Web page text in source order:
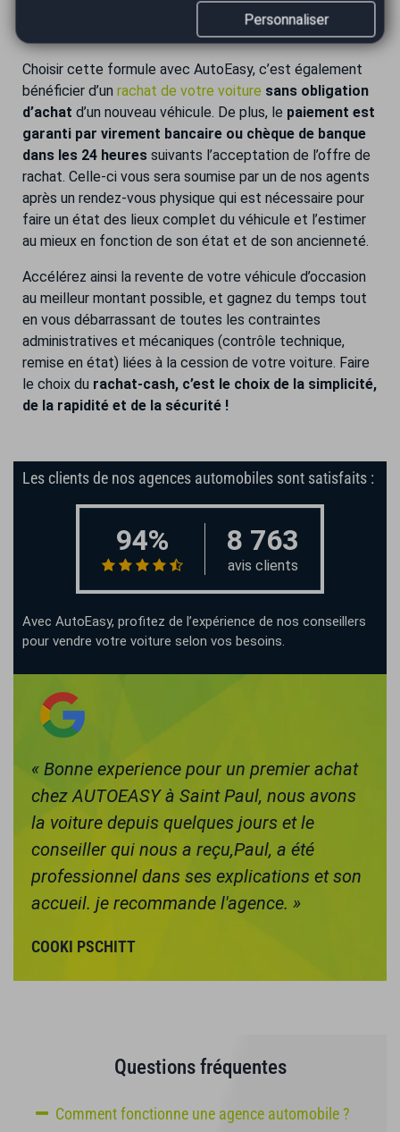
contraintes liées à la vente de votre auto et surtout,
vous assurer le paiement rapide de votre véhicule.
Choisir cette formule avec AutoEasy, c’est également
bénéficier d’un rachat de votre voiture sans obligation
d’achat d’un nouveau véhicule. De plus, le paiement est
garanti par virement bancaire ou chèque de banque
dans les 24 heures suivants l’acceptation de l’offre de
rachat. Celle-ci vous sera soumise par un de nos agents
après un rendez-vous physique qui est nécessaire pour
faire un état des lieux complet du véhicule et l’estimer
au mieux en fonction de son état et de son ancienneté.
Accélérez ainsi la revente de votre véhicule d’occasion
au meilleur montant possible, et gagnez du temps tout
en vous débarrassant de toutes les contraintes
administratives et mécaniques (contrôle technique,
remise en état) liées à la cession de votre voiture. Faire
le choix du rachat-cash, c’est le choix de la simplicité,
de la rapidité et de la sécurité !
Les clients de nos agences automobiles sont satisfaits :
94% 8 763
avis clients
Avec AutoEasy, profitez de l’expérience de nos conseillers
pour vendre votre voiture selon vos besoins.
« Bonne experience pour un premier achat
chez AUTOEASY à Saint Paul, nous avons
la voiture depuis quelques jours et le
conseiller qui nous a reçu,Paul, a été
professionnel dans ses explications et son
accueil. je recommande l'agence. »
COOKI PSCHITT
Questions fréquentes
Comment fonctionne une agence automobile ?
Personnaliser